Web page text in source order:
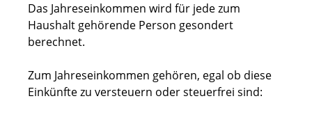
Das Jahreseinkommen wird für jede zum
Haushalt gehörende Person gesondert
berechnet.
Zum Jahreseinkommen gehören, egal ob diese
Einkünfte zu versteuern oder steuerfrei sind: